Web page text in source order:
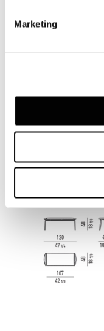
Marketing